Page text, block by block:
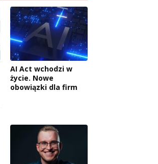
AI Act wchodzi w
życie. Nowe
obowiązki dla firm